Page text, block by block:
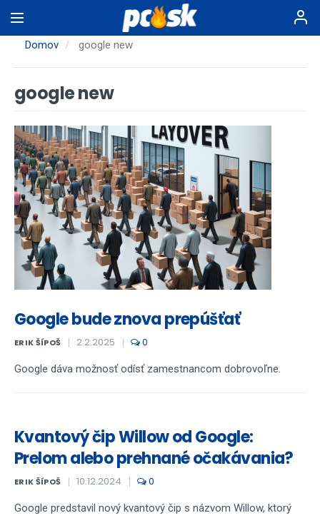
na
hlavnýDomov google new
google new
Google bude znova prepúšťať
ERIK ŠÍPOŠ 2.2.2025 0
Google dáva možnosť odísť zamestnancom dobrovoľne.
Kvantový čip Willow od Google:
Prelom alebo prehnané očakávania?
ERIK ŠÍPOŠ 10.12.2024 0
Google predstavil nový kvantový čip s názvom Willow, ktorý